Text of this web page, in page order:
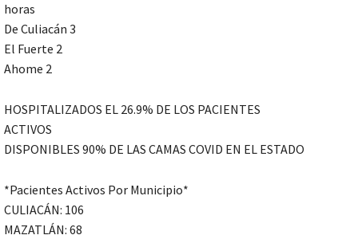
horas
De Culiacán 3
El Fuerte 2
Ahome 2
HOSPITALIZADOS EL 26.9% DE LOS PACIENTES
ACTIVOS
DISPONIBLES 90% DE LAS CAMAS COVID EN EL ESTADO
*Pacientes Activos Por Municipio*
CULIACÁN: 106
MAZATLÁN: 68